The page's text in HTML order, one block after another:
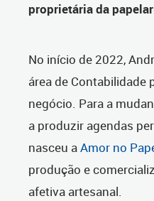
proprietária da
No início de 2022,
área de Contabilidade
negócio. Para a
a produzir agendas
nasceu aAmor no
produção e
afetiva artesanal.